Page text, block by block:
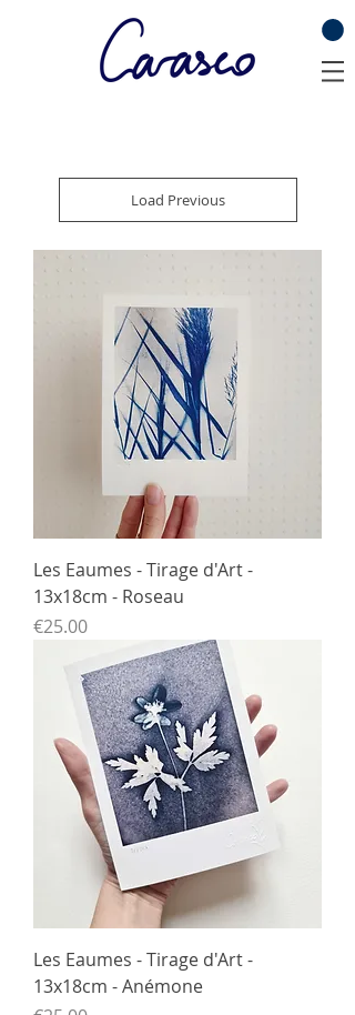
Load Previous
Les Eaumes - Tirage d'Art -
13x18cm - Roseau
Price
€25.00
Les Eaumes - Tirage d'Art -
13x18cm - Anémone